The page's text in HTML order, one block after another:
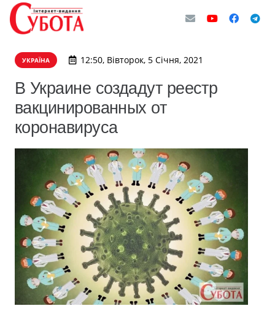
УКРАЇНА 12:50, Вівторок, 5 Січня, 2021
В Украине создадут реестр
вакцинированных от
коронавируса